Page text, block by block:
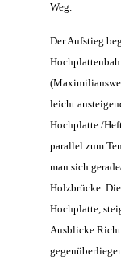
Weg.
Der Aufstieg
leicht
Hochplatte /
parallel zum
man sich
Holzbrücke.
Hochplatte,
Ausblicke